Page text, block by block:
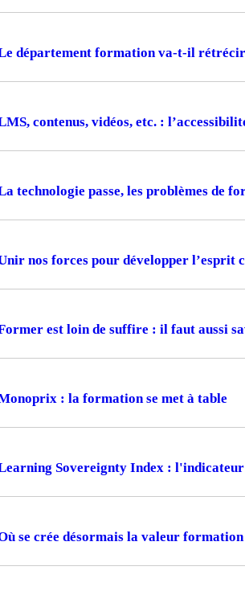
département formation va-t-il
contenus, vidéos, etc. :
technologie passe, les problèmes de
nos forces pour développer l’esprit
est loin de suffire : il faut aussi
: la formation se met à table
Sovereignty Index :
se crée désormais la valeur